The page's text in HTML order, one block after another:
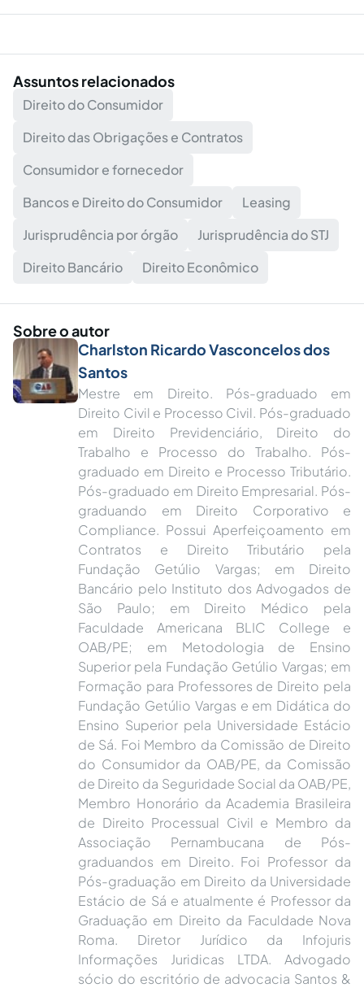
Assuntos relacionados
Direito do Consumidor
Direito das Obrigações e Contratos
Consumidor e fornecedor
Bancos e Direito do Consumidor
Leasing
Jurisprudência por órgão
Jurisprudência do STJ
Direito Bancário
Direito Econômico
Sobre o autor
Charlston Ricardo Vasconcelos dos
Santos
Mestre em Direito. Pós-graduado em
Direito Civil e Processo Civil. Pós-graduado
em Direito Previdenciário, Direito do
Trabalho e Processo do Trabalho. Pós-
graduado em Direito e Processo Tributário.
Pós-graduado em Direito Empresarial. Pós-
graduando em Direito Corporativo e
Compliance. Possui Aperfeiçoamento em
Contratos e Direito Tributário pela
Fundação Getúlio Vargas; em Direito
Bancário pelo Instituto dos Advogados de
São Paulo; em Direito Médico pela
Faculdade Americana BLIC College e
OAB/PE; em Metodologia de Ensino
Superior pela Fundação Getúlio Vargas; em
Formação para Professores de Direito pela
Fundação Getúlio Vargas e em Didática do
Ensino Superior pela Universidade Estácio
de Sá. Foi Membro da Comissão de Direito
do Consumidor da OAB/PE, da Comissão
de Direito da Seguridade Social da OAB/PE,
Membro Honorário da Academia Brasileira
de Direito Processual Civil e Membro da
Associação Pernambucana de Pós-
graduandos em Direito. Foi Professor da
Pós-graduação em Direito da Universidade
Estácio de Sá e atualmente é Professor da
Graduação em Direito da Faculdade Nova
Roma. Diretor Jurídico da Infojuris
Informações Juridicas LTDA. Advogado
sócio do escritório de advocacia Santos &